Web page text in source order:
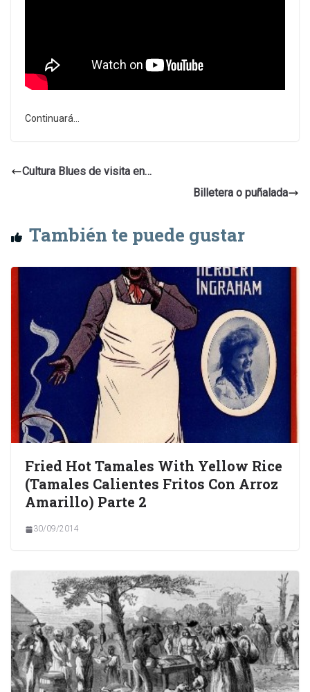
Continuará…
Cultura Blues de visita en…
Billetera o puñalada
También te puede gustar
Fried Hot Tamales With Yellow Rice
(Tamales Calientes Fritos Con Arroz
Amarillo) Parte 2
30/09/2014